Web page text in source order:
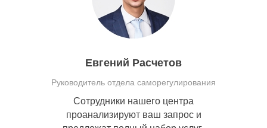
Евгений Расчетов
Руководитель отдела саморегулирования
Сотрудники нашего центра
проанализируют ваш запрос и